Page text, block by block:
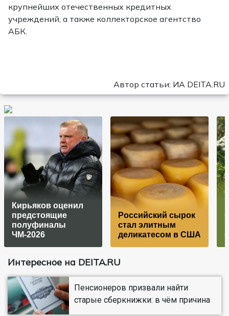
крупнейших отечественных кредитных
учреждений, а также коллекторское агентство
АБК.
Автор статьи: ИА DEITA.RU
Кирьяков оценил
предстоящие
полуфиналы
ЧМ-2026
Российский сырок
стал элитным
деликатесом в США
Интересное на DEITA.RU
Пенсионеров призвали найти
старые сберкнижки: в чём причина